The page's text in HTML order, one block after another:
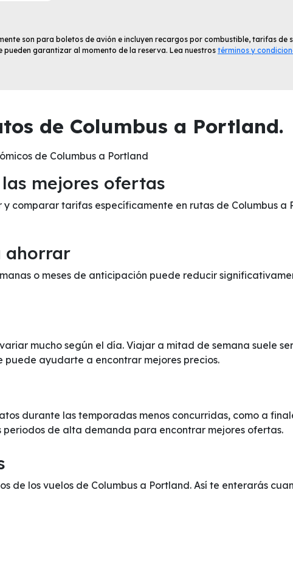
son para boletos de avión e incluyen recargos por combustible, tarifas de
garantizar al momento de la reserva. Lea nuestros términos y
de Columbus a Portland.
de Columbus a Portland
mejores ofertas
comparar tarifas específicamente en rutas de Columbus a
ahorrar
o meses de anticipación puede reducir
mucho según el día. Viajar a mitad de semana suele
puede ayudarte a encontrar mejores precios.
durante las temporadas menos concurridas, como a
de alta demanda para encontrar mejores ofertas.
de los vuelos de Columbus a Portland. Así te enterarás